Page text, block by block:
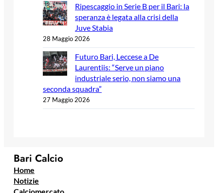
Ripescaggio in Serie B per il Bari: la
speranza è legata alla crisi della
Juve Stabia
28 Maggio 2026
Futuro Bari, Leccese a De
Laurentiis: “Serve un piano
industriale serio, non siamo una
seconda squadra”
27 Maggio 2026
Bari Calcio
Home
Notizie